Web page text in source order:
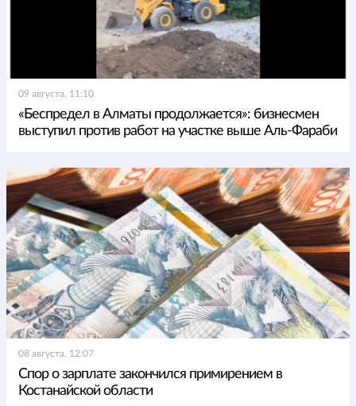
09 августа, 11:10
«Беспредел в Алматы продолжается»: бизнесмен
выступил против работ на участке выше Аль-Фараби
08 августа, 12:07
Спор о зарплате закончился примирением в
Костанайской области